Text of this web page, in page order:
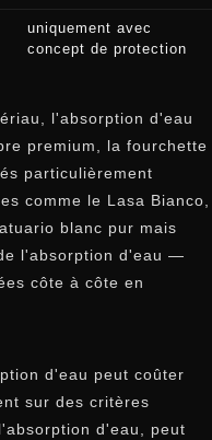
uniquement avec
concept de protection
l'absorption d'eau
premium, la fourchette
particulièrement
comme le Lasa Bianco,
blanc pur mais
l'absorption d'eau —
côte à côte en
d'eau peut coûter
sur des critères
d'eau, peut